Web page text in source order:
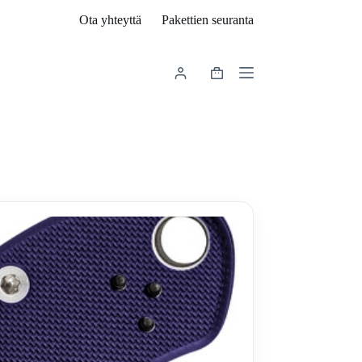
Ota yhteyttä Pakettien seuranta
Shopping